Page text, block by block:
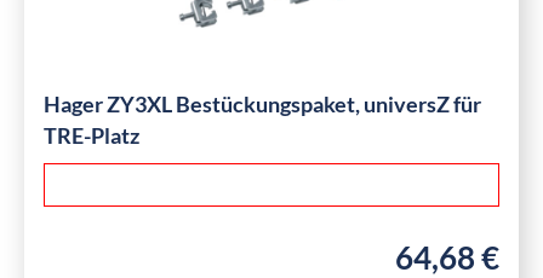
Hager ZY3XL Bestückungspaket, universZ für
TRE-Platz
Regulärer
64,68 €